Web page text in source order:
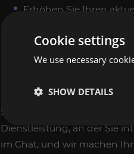
Erhöhen Sie Ihren
Häute;
Valorant Points-
Das ExpCarry-Team
Services und ist bereit,
Dienstleistung, an der Sie
im Chat, und wir machen
Cookie settings
We use necessary
SHOW DETAILS